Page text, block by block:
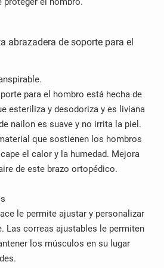
abrazadera de soporte para el
para el hombro está hecha de
esteriliza y desodoriza y es liviana
nailon es suave y no irrita la piel.
que sostienen los hombros
el calor y la humedad. Mejora
de este brazo ortopédico.
le permite ajustar y personalizar
Las correas ajustables le permiten
los músculos en su lugar